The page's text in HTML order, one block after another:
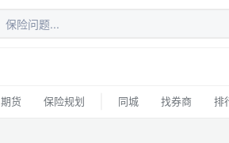
期货 保险规划 同城 找券商 排